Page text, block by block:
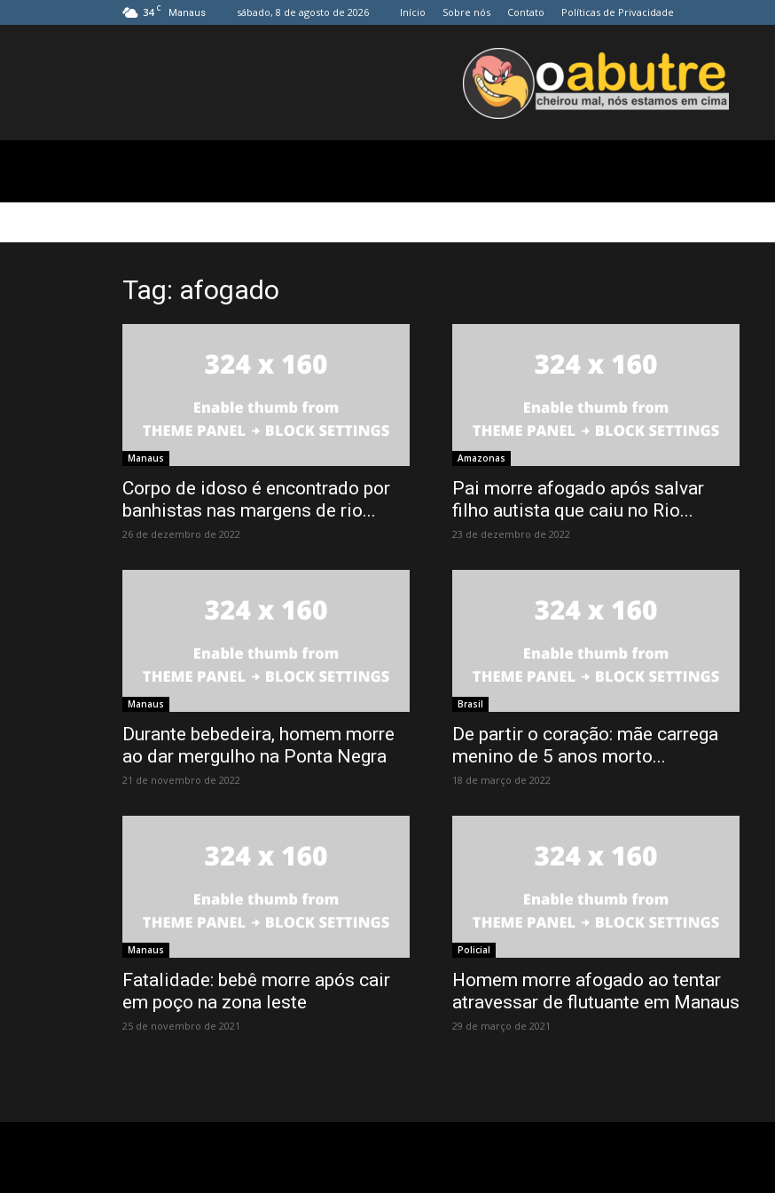
34 C Manaus sábado, 8 de agosto de 2026 Início Sobre nós Contato Políticas de Privacidade
da
Tag: afogado
Manaus
Corpo de idoso é encontrado por
banhistas nas margens de rio...
26 de dezembro de 2022
Amazonas
Pai morre afogado após salvar
filho autista que caiu no Rio...
23 de dezembro de 2022
Manaus
Durante bebedeira, homem morre
ao dar mergulho na Ponta Negra
21 de novembro de 2022
Brasil
De partir o coração: mãe carrega
menino de 5 anos morto...
18 de março de 2022
Manaus
Fatalidade: bebê morre após cair
em poço na zona leste
25 de novembro de 2021
Policial
Homem morre afogado ao tentar
atravessar de flutuante em Manaus
29 de março de 2021